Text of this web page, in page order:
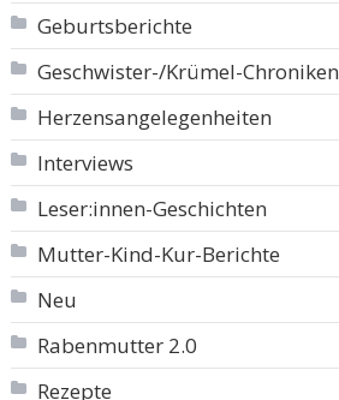
Geburtsberichte
Geschwister-/Krümel-Chroniken
Herzensangelegenheiten
Interviews
Leser:innen-Geschichten
Mutter-Kind-Kur-Berichte
Neu
Rabenmutter 2.0
Rezepte